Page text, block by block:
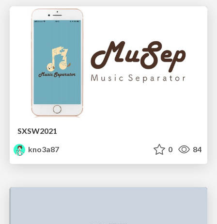
SXSW2021
kno3a87
0 84